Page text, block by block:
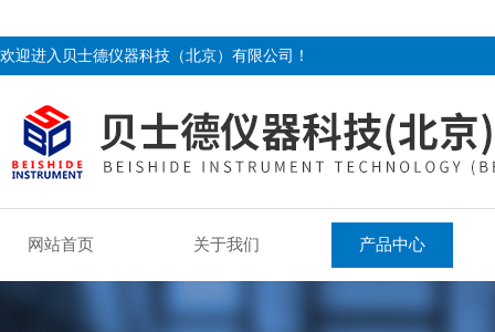
欢迎进入贝士德仪器科技（北京）有限公司！
网站首页 关于我们 产品中心